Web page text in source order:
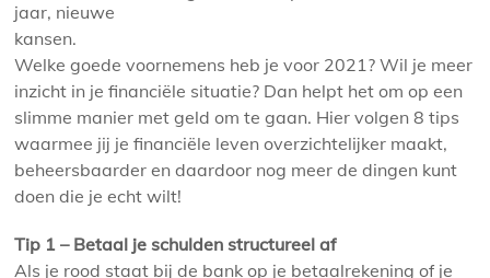
jaar, nieuwe
kansen.
Welke goede voornemens heb je voor 2021? Wil je meer
inzicht in je financiële situatie? Dan helpt het om op een
slimme manier met geld om te gaan. Hier volgen 8 tips
waarmee jij je financiële leven overzichtelijker maakt,
beheersbaarder en daardoor nog meer de dingen kunt
doen die je echt wilt!
Tip 1 – Betaal je schulden structureel af
Als je rood staat bij de bank op je betaalrekening of je